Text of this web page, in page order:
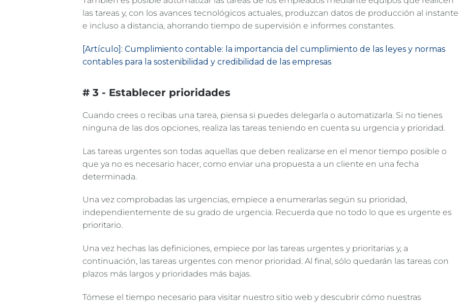
las tareas y, con los avances tecnológicos actuales, produzcan datos de producción al instante
e incluso a distancia, ahorrando tiempo de supervisión e informes constantes.
[Artículo]: Cumplimiento contable: la importancia del cumplimiento de las leyes y normas
contables para la sostenibilidad y credibilidad de las empresas
# 3 - Establecer prioridades
Cuando crees o recibas una tarea, piensa si puedes delegarla o automatizarla. Si no tienes
ninguna de las dos opciones, realiza las tareas teniendo en cuenta su urgencia y prioridad.
Las tareas urgentes son todas aquellas que deben realizarse en el menor tiempo posible o
que ya no es necesario hacer, como enviar una propuesta a un cliente en una fecha
determinada.
Una vez comprobadas las urgencias, empiece a enumerarlas según su prioridad,
independientemente de su grado de urgencia. Recuerda que no todo lo que es urgente es
prioritario.
Una vez hechas las definiciones, empiece por las tareas urgentes y prioritarias y, a
continuación, las tareas urgentes con menor prioridad. Al final, sólo quedarán las tareas con
plazos más largos y prioridades más bajas.
Tómese el tiempo necesario para visitar nuestro sitio web y descubrir cómo nuestras